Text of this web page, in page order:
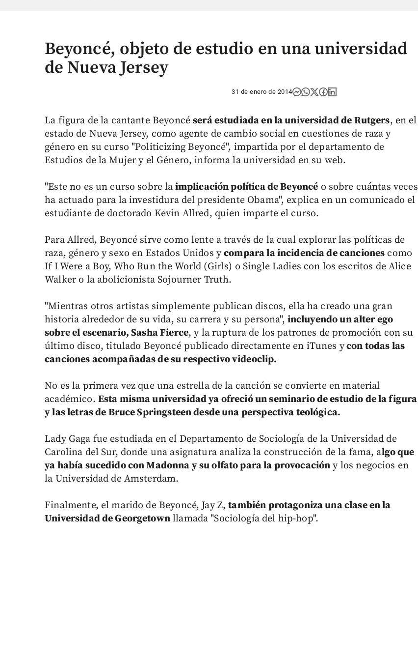
Beyoncé, objeto de estudio en una universidad
de Nueva Jersey
31 de enero de 2014
La figura de la cantante Beyoncéserá estudiada en la universidad de Rutgers, en el
estado de Nueva Jersey, como agente de cambio social en cuestiones de raza y
género en su curso "Politicizing Beyoncé", impartida por el departamento de
Estudios de la Mujer y el Género, informa la universidad en su web.
"Este no es un curso sobre la implicación política de Beyoncé o sobre cuántas veces
ha actuado para la investidura del presidente Obama", explica en un comunicado el
estudiante de doctorado Kevin Allred, quien imparte el curso.
Para Allred, Beyoncé sirve como lente a través de la cual explorar las políticas de
raza, género y sexo en Estados Unidos ycompara la incidencia de canciones como
If I Were a Boy, Who Run the World (Girls) o Single Ladies con los escritos de Alice
Walker o la abolicionista Sojourner Truth.
"Mientras otros artistas simplemente publican discos, ella ha creado una gran
historia alrededor de su vida, su carrera y su persona", incluyendo un alter ego
sobre el escenario, Sasha Fierce, y la ruptura de los patrones de promoción con su
último disco, titulado Beyoncé publicado directamente en iTunes ycon todas las
canciones acompañadas de su respectivo videoclip.
No es la primera vez que una estrella de la canción se convierte en material
académico. Esta misma universidad ya ofreció un seminario de estudio de la figura
y las letras de Bruce Springsteen desde una perspectiva teológica.
Lady Gaga fue estudiada en el Departamento de Sociología de la Universidad de
Carolina del Sur, donde una asignatura analiza la construcción de la fama, algo que
ya había sucedido con Madonna y su olfato para la provocación y los negocios en
la Universidad de Amsterdam.
Finalmente, el marido de Beyoncé, Jay Z,también protagoniza una clase en la
Universidad de Georgetownllamada "Sociología del hip-hop".